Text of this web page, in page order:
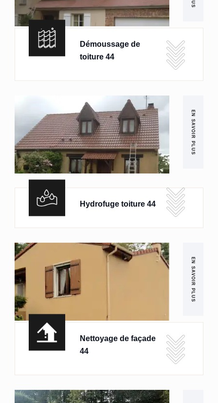
Démoussage de
toiture 44
EN SAVOIR PLUS
Hydrofuge toiture 44
EN SAVOIR PLUS
Nettoyage de façade
44